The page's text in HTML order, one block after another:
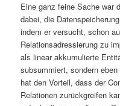
Eine ganz feine Sache war
dabei, die
indem er versucht, schon
Relationsadressierung zu
als linear akkumulierte
subsummiert, sondern
hat den Vorteil, dass der
Relationen zurückgreifen